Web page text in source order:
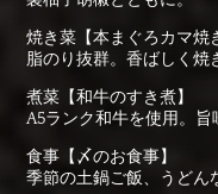
焼き菜【本まぐろカマ焼
脂のり抜群。香ばしく焼
煮菜【和牛のすき煮】
A5ランク和牛を使用。旨
食事【〆のお食事】
季節の土鍋ご飯、うどん